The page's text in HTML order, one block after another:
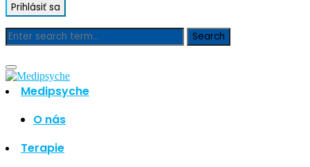
Medipsyche
O nás
Terapie
Blog
Hľadať
Najnovšie články